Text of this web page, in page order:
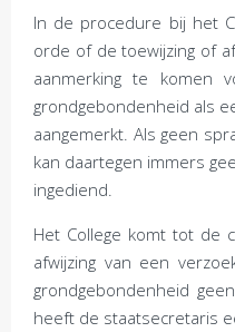
In de procedure bij het
orde of de toewijzing of
aanmerking te komen
grondgebondenheid als
aangemerkt. Als geen
kan daartegen immers
ingediend.
Het College komt tot de
afwijzing van een
grondgebondenheid
heeft de staatsecretaris